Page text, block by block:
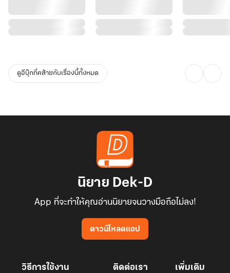
ดูอีบุ๊กที่คล้ายกับเรื่องนี้ทั้งหมด
นิยาย Dek-D
App ที่จะทำให้คุณอ่านนิยายจนวางมือถือไม่ลง!
ดาวน์โหลดแอป
วิธีการใช้งาน ติดต่อเรา เพิ่มเติม